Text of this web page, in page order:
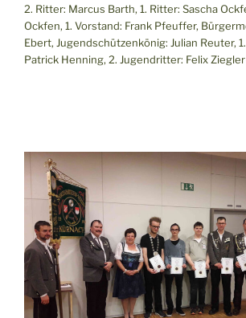
2. Ritter: Marcus Barth, 1. Ritter: Sascha
Ockfen, 1. Vorstand: Frank Pfeuffer,
Ebert, Jugendschützenkönig: Julian Reuter,
Patrick Henning, 2. Jugendritter: Felix Ziegler